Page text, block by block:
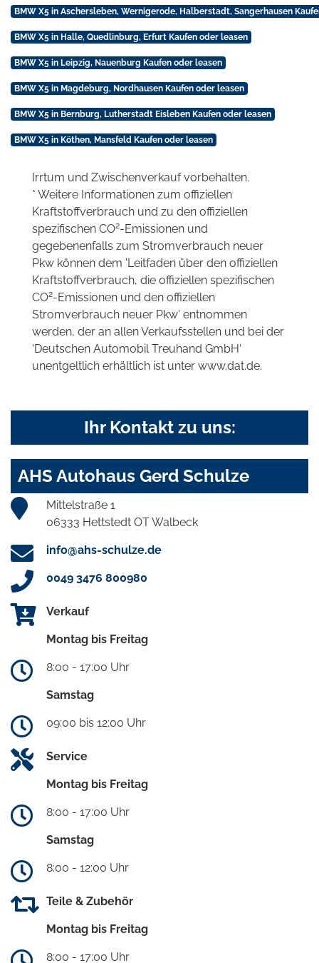
BMW X5 in Aschersleben, Wernigerode, Halberstadt, Sangerhausen
BMW X5 in Halle, Quedlinburg, Erfurt Kaufen oder leasen
BMW X5 in Leipzig, Nauenburg Kaufen oder leasen
BMW X5 in Magdeburg, Nordhausen Kaufen oder leasen
BMW X5 in Bernburg, Lutherstadt Eisleben Kaufen oder leasen
BMW X5 in Köthen, Mansfeld Kaufen oder leasen
Irrtum und Zwischenverkauf vorbehalten.
* Weitere Informationen zum offiziellen
Kraftstoffverbrauch und zu den offiziellen
spezifischen CO2-Emissionen und
gegebenenfalls zum Stromverbrauch neuer
Pkw können dem 'Leitfaden über den offiziellen
Kraftstoffverbrauch, die offiziellen spezifischen
CO2-Emissionen und den offiziellen
Stromverbrauch neuer Pkw' entnommen
werden, der an allen Verkaufsstellen und bei der
'Deutschen Automobil Treuhand GmbH'
unentgeltlich erhältlich ist unter www.dat.de.
Ihr Kontakt zu uns:
AHS Autohaus Gerd Schulze
Mittelstraße 1
06333 Hettstedt OT Walbeck
info@ahs-schulze.de
0049 3476 800980
Verkauf
Montag bis Freitag
8:00 - 17:00 Uhr
Samstag
09:00 bis 12:00 Uhr
Service
Montag bis Freitag
8:00 - 17:00 Uhr
Samstag
8:00 - 12:00 Uhr
Teile & Zubehör
Montag bis Freitag
8:00 - 17:00 Uhr